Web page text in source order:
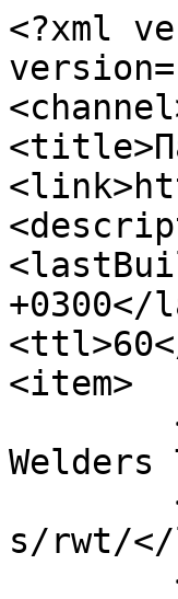
<?xml
+0300</
<item>
s/rwt/